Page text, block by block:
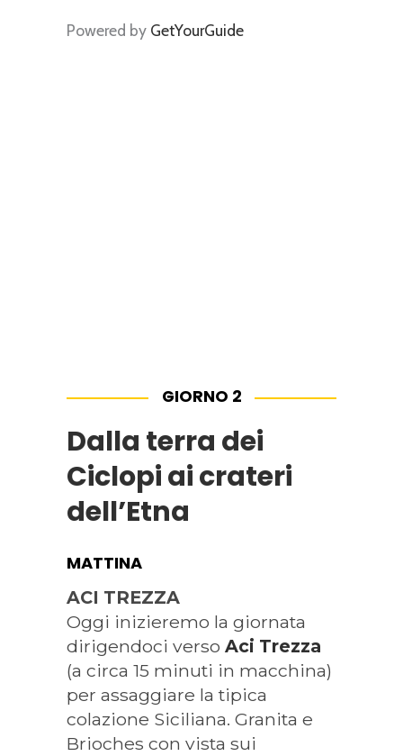
Powered by GetYourGuide
GIORNO 2
Dalla terra dei
Ciclopi ai crateri
dell’Etna
MATTINA
ACI TREZZA
Oggi inizieremo la giornata
dirigendoci verso Aci Trezza
(a circa 15 minuti in macchina)
per assaggiare la tipica
colazione Siciliana. Granita e
Brioches con vista sui